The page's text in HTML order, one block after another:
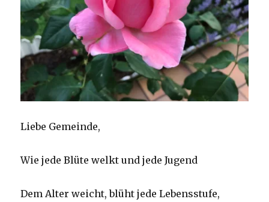
Liebe Gemeinde,
Wie jede Blüte welkt und jede Jugend
Dem Alter weicht, blüht jede Lebensstufe,